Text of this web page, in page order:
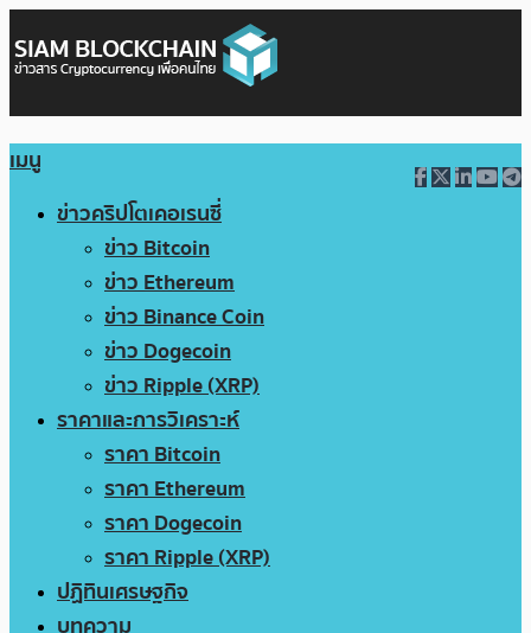
เมนู
ข่าวคริปโตเคอเรนซี่
ข่าว Bitcoin
ข่าว Ethereum
ข่าว Binance Coin
ข่าว Dogecoin
ข่าว Ripple (XRP)
ราคาและการวิเคราะห์
ราคา Bitcoin
ราคา Ethereum
ราคา Dogecoin
ราคา Ripple (XRP)
ปฏิทินเศรษฐกิจ